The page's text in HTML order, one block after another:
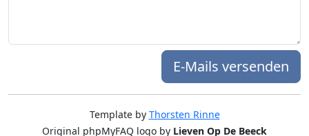
E-Mails versenden
Template by Thorsten Rinne
Original phpMyFAQ logo by Lieven Op De Beeck